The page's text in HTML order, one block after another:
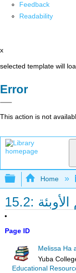
Feedback
Readability
x
selected template will
Error
This action is not
Expand/
Home
الأوبئة
Page ID
Melissa Ha
Yuba
Educational